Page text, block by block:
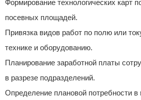
Формирование технологических карт
посевных площадей.
Привязка видов работ по полю или
технике и оборудованию.
Планирование заработной платы
в разрезе подразделений.
Определение плановой потребности в